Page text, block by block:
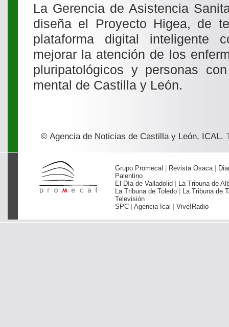
La Gerencia de Asistencia
diseña el Proyecto Higea, de
plataforma digital inteligente
mejorar la atención de los
pluripatológicos y personas
mental de Castilla y León.
© Agencia de Noticias de Castilla y León, ICAL.
Grupo Promecal Revista Osaca
Palentino
El Día de Valladolid
La Tribuna de
La Tribuna de Toledo
La Tribuna de
Televisión
SPC
Agencia Ical Vive!Radio